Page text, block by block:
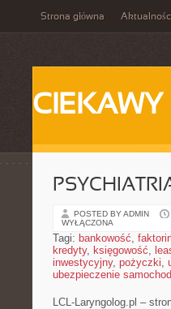
Strona główna
CIEKAWY
POSTED BY ADMIN
WYŁĄCZONA
Tagi: bankowość,
kredyty, księgowość,
inwestycyjny, pożyczki,
ubezpieczenie
LCL-Laryngolog.pl –